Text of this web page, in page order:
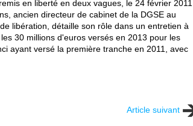
en liberté en deux vagues, le 24 février 2011
ancien directeur de cabinet de la DGSE au
libération, détaille son rôle dans un entretien à
30 millions d'euros versés en 2013 pour les
ayant versé la première tranche en 2011, avec
Article suivant